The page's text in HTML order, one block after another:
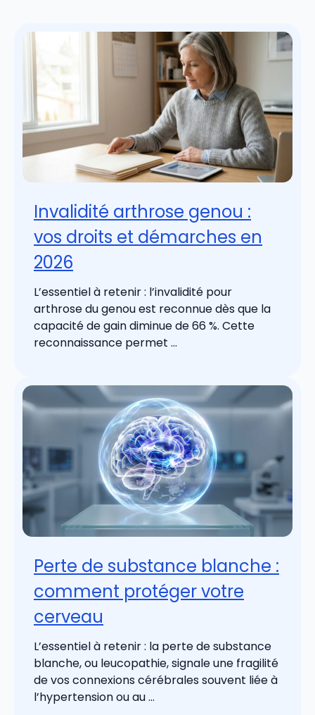
Invalidité arthrose genou :
vos droits et démarches en
2026
L’essentiel à retenir : l’invalidité pour
arthrose du genou est reconnue dès que la
capacité de gain diminue de 66 %. Cette
reconnaissance permet ...
Perte de substance blanche :
comment protéger votre
cerveau
L’essentiel à retenir : la perte de substance
blanche, ou leucopathie, signale une fragilité
de vos connexions cérébrales souvent liée à
l’hypertension ou au ...